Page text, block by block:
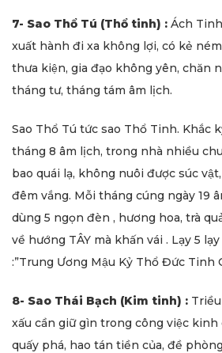
7- Sao Thổ Tú (Thổ tinh) : Ách
xuất hành đi xa không lợi, có kẻ
thưa kiện, gia đạo không yên, chăn
tháng tư, tháng tám âm lịch.
Sao Thổ Tú tức sao Thổ Tinh. Khắc
tháng 8 âm lịch, trong nhà nhiều
bao quái lạ, không nuôi được súc
đêm vắng. Mỗi tháng cúng ngày 19
dùng 5 ngọn đèn , hương hoa, trà
về hướng TÂY mà khấn vái . Lạy 5
:”Trung Ương Mậu Kỷ Thổ Đức Tinh
8- Sao Thái Bạch (Kim tinh) :
xấu cần giữ gìn trong công việc
quấy phá, hao tán tiền của, đề